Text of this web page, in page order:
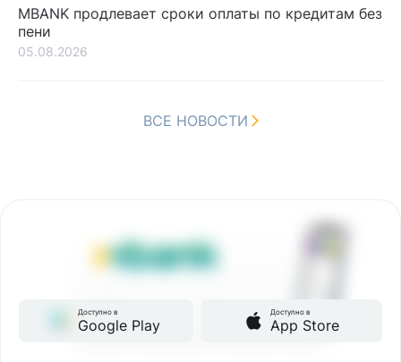
MBANK продлевает сроки оплаты по кредитам без
пени
05.08.2026
ВСЕ НОВОСТИ
Доступно в
Google Play
Доступно в
App Store